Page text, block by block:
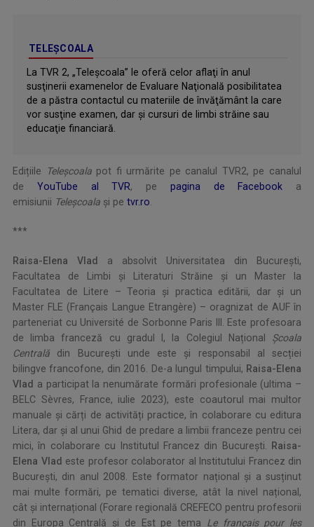
TELEȘCOALA
La TVR 2, „Teleşcoala” le oferă celor aflaţi în anul
susţinerii examenelor de Evaluare Naţională posibilitatea
de a păstra contactul cu materiile de învăţământ la care
vor susţine examen, dar şi cursuri de limbi străine sau
educaţie financiară.
Edițiile Teleșcoalapot fi urmărite pe canalul TVR2, pe canalul
de YouTube al TVR, pe pagina de Facebook a
emisiunii Teleșcoala şi pe tvr.ro.
***
Raisa-Elena Vlad a absolvit Universitatea din București,
Facultatea de Limbi și Literaturi Străine şi un Master la
Facultatea de Litere – Teoria și practica editării, dar și un
Master FLE (Français Langue Etrangère) – oragnizat de AUF în
parteneriat cu Université de Sorbonne Paris III. Este profesoara
de limba franceză cu gradul I, la Colegiul Național Școala
Centrală din București unde este şi responsabil al secției
bilingve francofone, din 2016. De-a lungul timpului, Raisa-Elena
Vlad a participat la nenumărate formări profesionale (ultima –
BELC Sèvres, France, iulie 2023), este coautorul mai multor
manuale și cărți de activități practice, în colaborare cu editura
Litera, dar și al unui Ghid de predare a limbii franceze pentru cei
mici, în colaborare cu Institutul Francez din București.
Raisa-
Elena Vlad este profesor colaborator al Institutului Francez din
București, din anul 2008. Este formator național și a susținut
mai multe formări, pe tematici diverse, atât la nivel național,
cât și internațional (Forare regională CREFECO pentru profesorii
din Europa Centrală și de Est pe tema Le
français pour les